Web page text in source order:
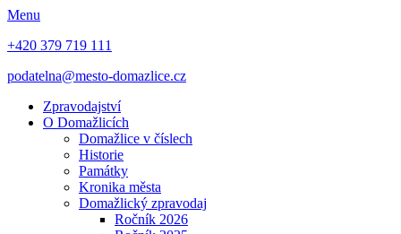
Menu
+420 379 719 111
podatelna@mesto-domazlice.cz
Zpravodajství
O Domažlicích
Domažlice v číslech
Historie
Památky
Kronika města
Domažlický zpravodaj
Ročník 2026